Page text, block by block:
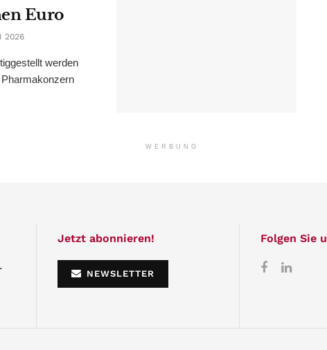
Euro
2026
werden
WERBUNG
Jetzt abonnieren!
NEWSLETTER
Folgen Sie